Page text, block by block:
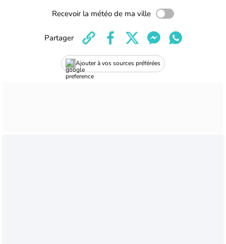
Recevoir la météo de ma ville
Ajouter à vos sources préférées
Partager